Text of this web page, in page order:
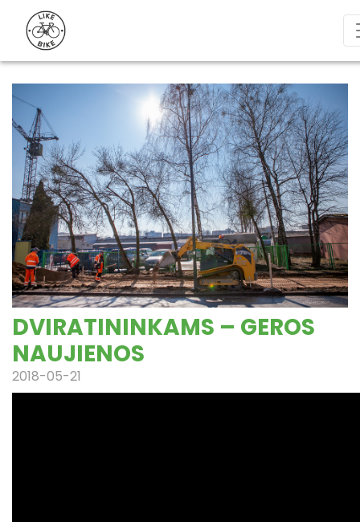
DVIRATININKAMS – GEROS
NAUJIENOS
2018-05-21